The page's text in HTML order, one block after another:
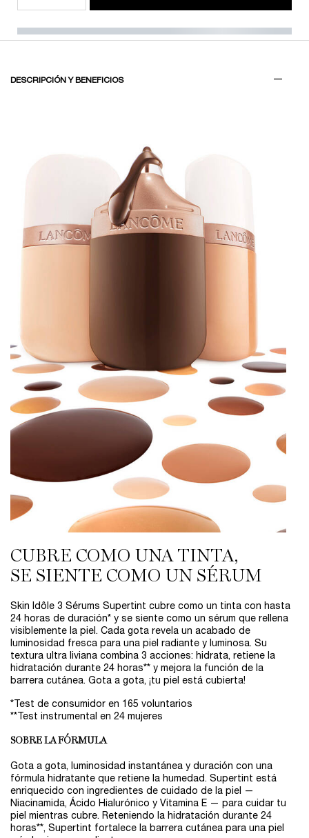
DESCRIPCIÓN Y BENEFICIOS
CUBRE COMO UNA TINTA,
SE SIENTE COMO UN SÉRUM
Skin Idôle 3 Sérums Supertint cubre como un tinta con hasta
24 horas de duración* y se siente como un sérum que rellena
visiblemente la piel. Cada gota revela un acabado de
luminosidad fresca para una piel radiante y luminosa. Su
textura ultra liviana combina 3 acciones: hidrata, retiene la
hidratación durante 24 horas** y mejora la función de la
barrera cutánea. Gota a gota, ¡tu piel está cubierta!
*Test de consumidor en 165 voluntarios
**Test instrumental en 24 mujeres
SOBRE LA FÓRMULA
Gota a gota, luminosidad instantánea y duración con una
fórmula hidratante que retiene la humedad. Supertint está
enriquecido con ingredientes de cuidado de la piel —
Niacinamida, Ácido Hialurónico y Vitamina E — para cuidar tu
piel mientras cubre. Reteniendo la hidratación durante 24
horas**, Supertint fortalece la barrera cutánea para una piel